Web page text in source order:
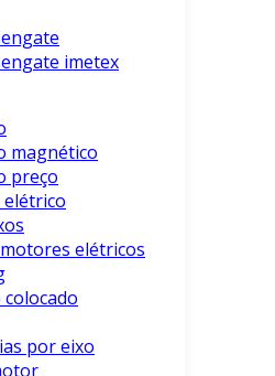
imetex
magnético
preço
elétricos
por eixo